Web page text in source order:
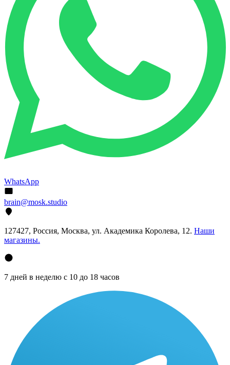
WhatsApp
brain@mosk.studio
127427, Россия, Москва, ул. Академика Королева, 12. Наши
магазины.
7 дней в неделю с 10 до 18 часов